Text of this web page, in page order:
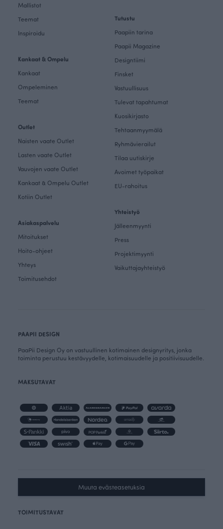
Mallistot
Teemat
Inspiroidu
Kankaat & Ompelu
Kankaat
Ompeleminen
Teemat
Outlet
Naisten vaate Outlet
Lasten vaate Outlet
Vauvojen vaate Outlet
Kankaat & Ompelu Outlet
Kotiin Outlet
Asiakaspalvelu
Mitoitukset
Hoito-ohjeet
Yhteys
Toimitusehdot
Tutustu
Paapiin tarina
Paapii Magazine
Designtiimi
Finsket
Vastuullisuus
Tulevat tapahtumat
Kuosikirjasto
Tehtaanmyymälä
Ryhmävierailut
Tilaa uutiskirje
Avoimet työpaikat
EU-rahoitus
Yhteistyö
Jälleenmyynti
Press
Projektimyynti
Vaikuttajayhteistyö
PAAPII DESIGN
PaaPii Design Oy on vastuullinen kotimainen designyritys, jonka
toiminta perustuu kestävyydelle, kotimaisuudelle ja positiivisuudelle.
MAKSUTAVAT
Muuta evästeasetuksia
TOIMITUSTAVAT